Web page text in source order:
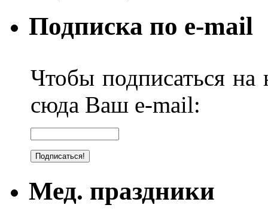
Подписка по e-mail
Чтобы подписаться на
сюда Ваш e-mail:
Мед. праздники